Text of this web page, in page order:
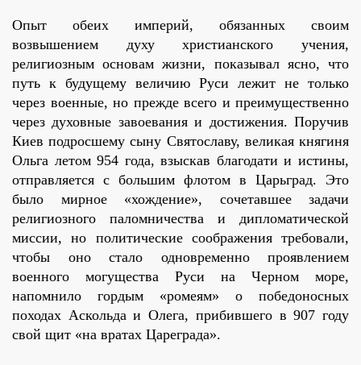
Опыт обеих империй, обязанных своим
возвышением духу христианского учения,
религиозным основам жизни, показывал ясно, что
путь к будущему величию Руси лежит не только
через военные, но прежде всего и преимущественно
через духовные завоевания и достижения. Поручив
Киев подросшему сыну Святославу, великая княгиня
Ольга летом 954 года, взыскав благодати и истины,
отправляется с большим флотом в Царьград. Это
было мирное «хождение», сочетавшее задачи
религиозного паломничества и дипломатической
миссии, но политические соображения требовали,
чтобы оно стало одновременно проявлением
военного могущества Руси на Черном море,
напомнило гордым «ромеям» о победоносных
походах Аскольда и Олега, прибившего в 907 году
свой щит «на вратах Цареграда».